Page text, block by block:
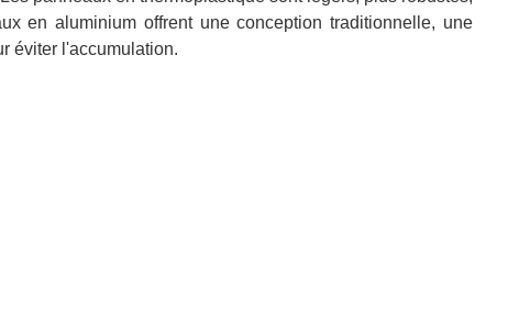
en aluminium offrent une conception traditionnelle, une
éviter l'accumulation.